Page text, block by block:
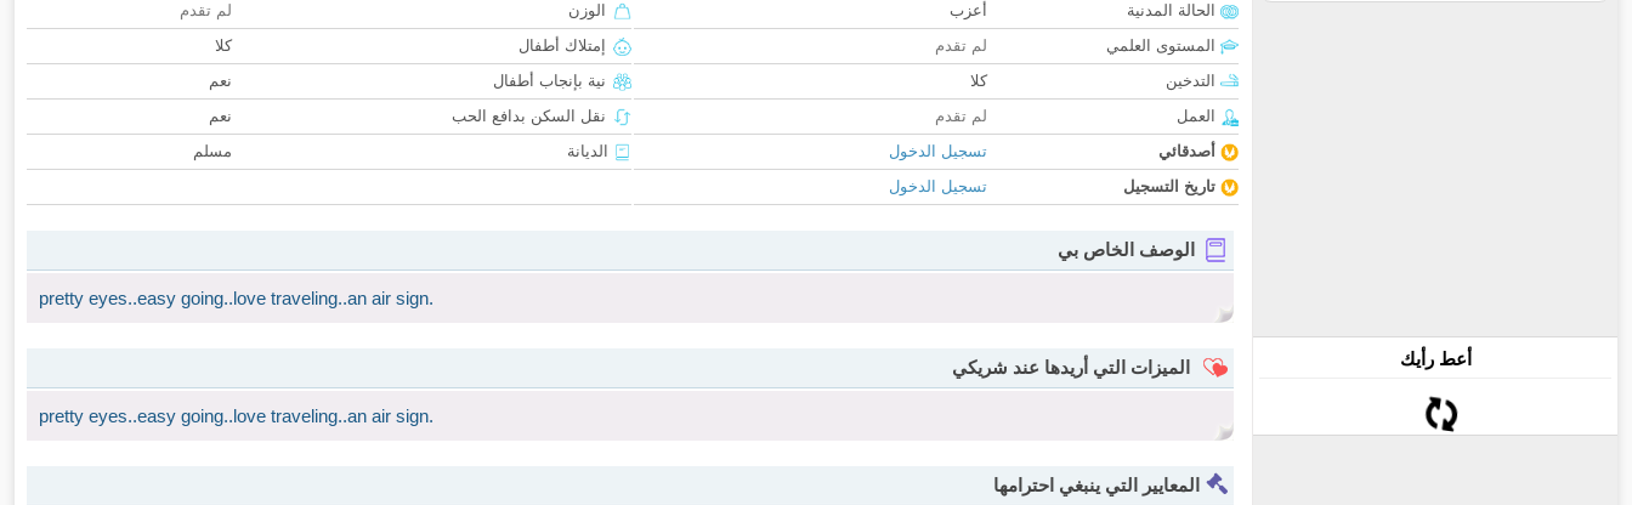
أعط رأيك
الحالة المدنية
أعزب
المستوى العلمي
لم تقدم
التدخين
كلا
العمل
لم تقدم
أصدقائي
تسجيل الدخول
تاريخ التسجيل
تسجيل الدخول
الوزن
لم تقدم
إمتلاك أطفال
كلا
نية بإنجاب أطفال
نعم
نقل السكن بدافع الحب
نعم
الديانة
مسلم
الوصف الخاص بي
pretty eyes..easy going..love traveling..an air sign.
الميزات التي أريدها عند شريكي
pretty eyes..easy going..love traveling..an air sign.
المعايير التي ينبغي احترامها